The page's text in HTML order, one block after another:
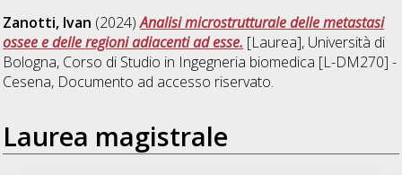
Zanotti, Ivan (2024)Analisi microstrutturale delle metastasi
ossee e delle regioni adiacenti ad esse. [Laurea], Università di
Bologna, Corso di Studio in Ingegneria biomedica [L-DM270] -
Cesena, Documento ad accesso riservato.
Laurea magistrale